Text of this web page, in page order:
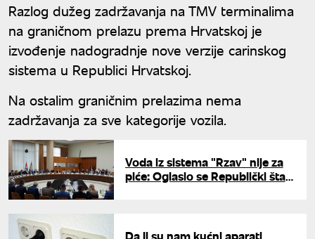
Razlog dužeg zadržavanja na TMV terminalima
na graničnom prelazu prema Hrvatskoj je
izvođenje nadogradnje nove verzije carinskog
sistema u Republici Hrvatskoj.
Na ostalim graničnim prelazima nema
zadržavanja za sve kategorije vozila.
Voda iz sistema "Rzav" nije za
piće: Oglasio se Republički štab
Da li su nam kućni aparati